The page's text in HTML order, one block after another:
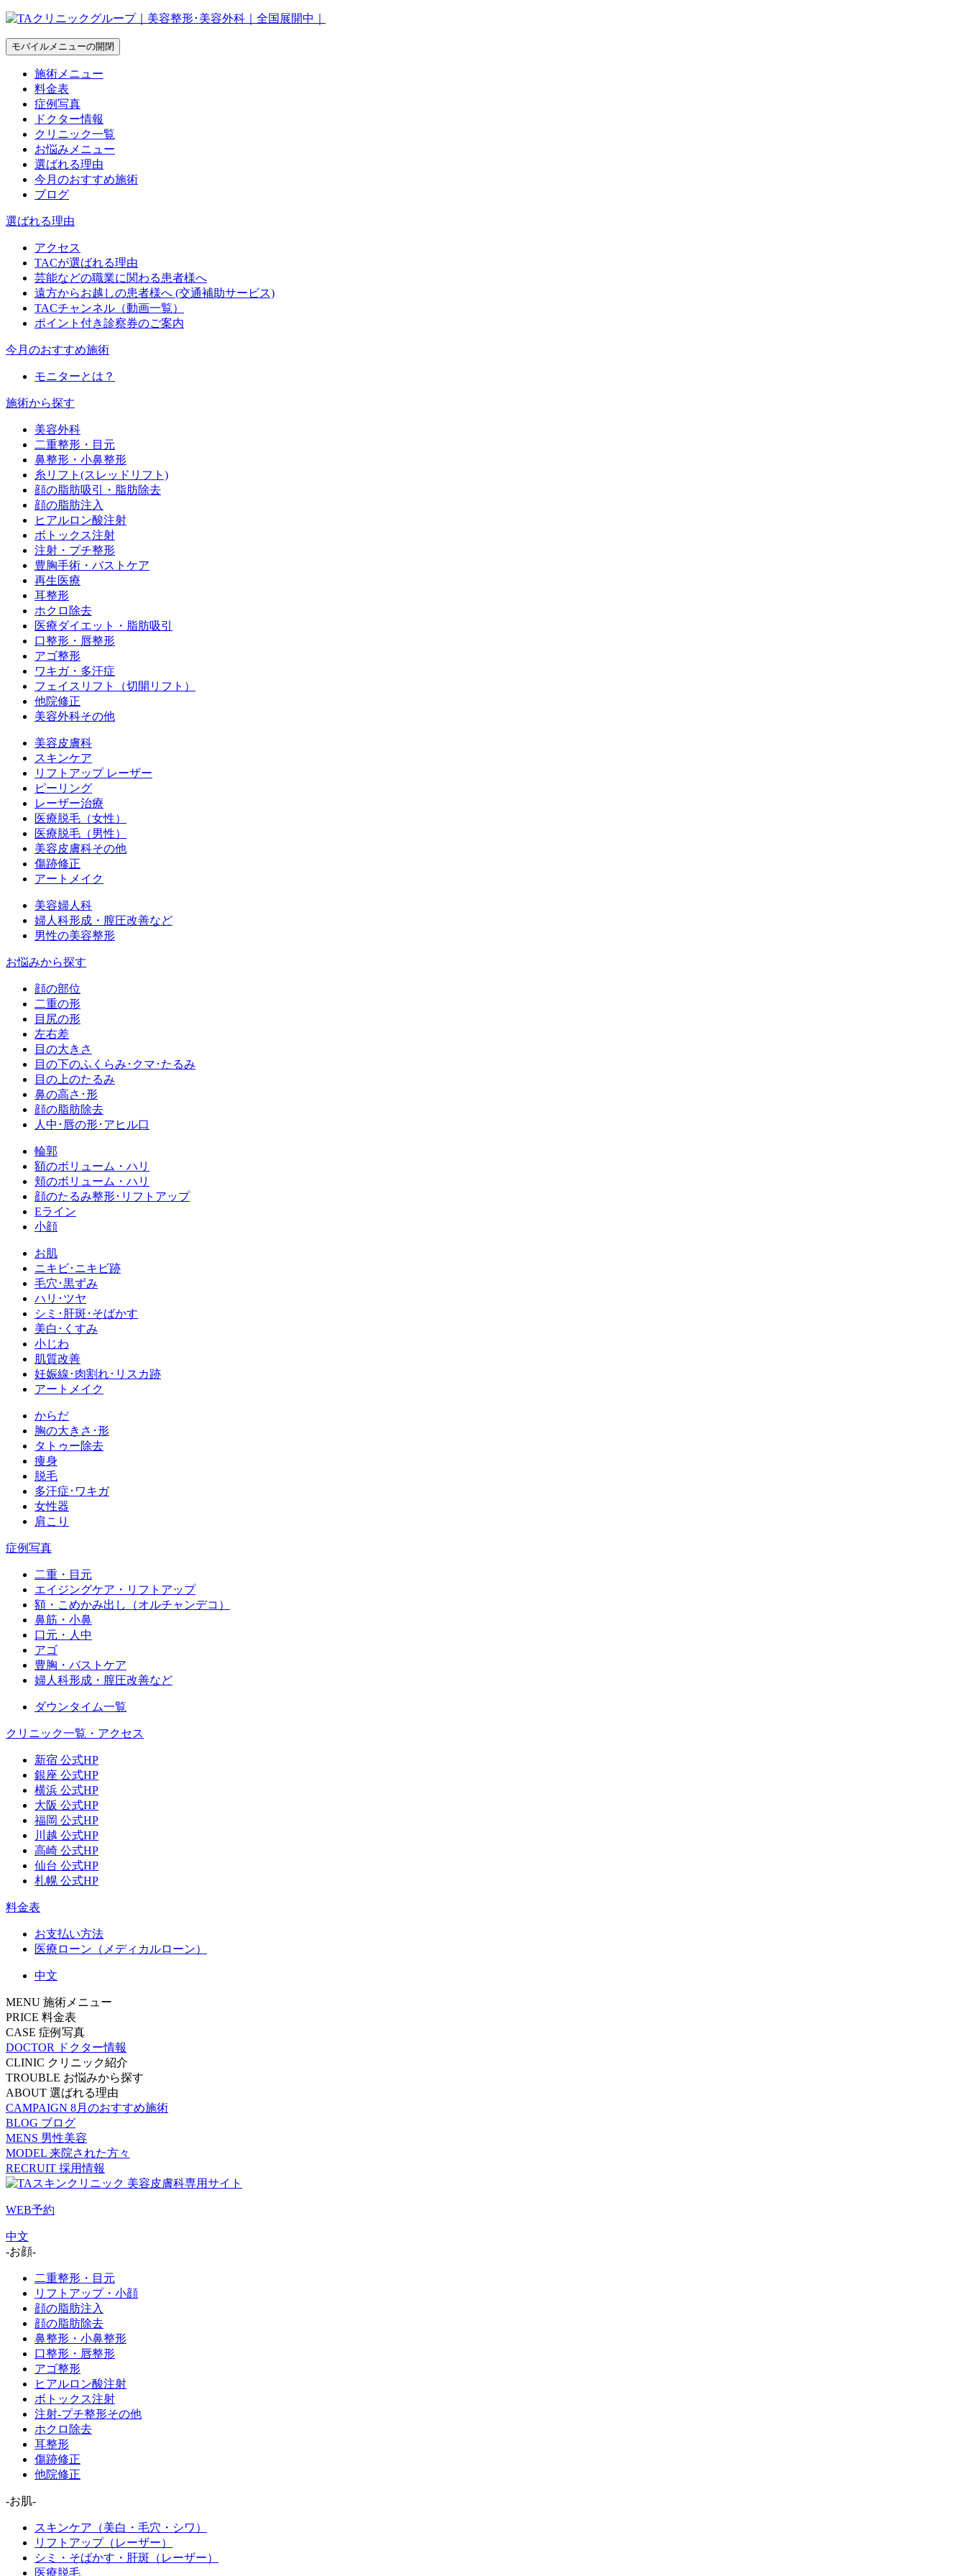
モバイルメニューの開閉
施術メニュー
料金表
症例写真
ドクター情報
クリニック一覧
お悩みメニュー
選ばれる理由
今月のおすすめ施術
ブログ
選ばれる理由
アクセス
TACが選ばれる理由
芸能などの職業に関わる患者様へ
遠方からお越しの患者様へ (交通補助サービス)
TACチャンネル（動画一覧）
ポイント付き診察券のご案内
今月のおすすめ施術
モニターとは？
施術から探す
美容外科
二重整形・目元
鼻整形・小鼻整形
糸リフト(スレッドリフト)
顔の脂肪吸引・脂肪除去
顔の脂肪注入
ヒアルロン酸注射
ボトックス注射
注射・プチ整形
豊胸手術・バストケア
再生医療
耳整形
ホクロ除去
医療ダイエット・脂肪吸引
口整形・唇整形
アゴ整形
ワキガ・多汗症
フェイスリフト（切開リフト）
他院修正
美容外科その他
美容皮膚科
スキンケア
リフトアップ レーザー
ピーリング
レーザー治療
医療脱毛（女性）
医療脱毛（男性）
美容皮膚科その他
傷跡修正
アートメイク
美容婦人科
婦人科形成・膣圧改善など
男性の美容整形
お悩みから探す
顔の部位
二重の形
目尻の形
左右差
目の大きさ
目の下のふくらみ･クマ･たるみ
目の上のたるみ
鼻の高さ･形
顔の脂肪除去
人中･唇の形･アヒル口
輪郭
額のボリューム・ハリ
頬のボリューム・ハリ
顔のたるみ整形･リフトアップ
Eライン
小顔
お肌
ニキビ･ニキビ跡
毛穴･黒ずみ
ハリ･ツヤ
シミ･肝斑･そばかす
美白･くすみ
小じわ
肌質改善
妊娠線･肉割れ･リスカ跡
アートメイク
からだ
胸の大きさ･形
タトゥー除去
痩身
脱毛
多汗症･ワキガ
女性器
肩こり
症例写真
二重・目元
エイジングケア・リフトアップ
額・こめかみ出し（オルチャンデコ）
鼻筋・小鼻
口元・人中
アゴ
豊胸・バストケア
婦人科形成・膣圧改善など
ダウンタイム一覧
クリニック一覧・アクセス
新宿 公式HP
銀座 公式HP
横浜 公式HP
大阪 公式HP
福岡 公式HP
川越 公式HP
高崎 公式HP
仙台 公式HP
札幌 公式HP
料金表
お支払い方法
医療ローン（メディカルローン）
中文
MENU 施術メニュー
PRICE 料金表
CASE 症例写真
DOCTOR
ドクター情報
CLINIC クリニック紹介
TROUBLE お悩みから探す
ABOUT 選ばれる理由
CAMPAIGN 8月のおすすめ施術
BLOG ブログ
MENS 男性美容
MODEL 来院された方々
RECRUIT 採用情報
WEB予約
中文
-お顔-
二重整形・目元
リフトアップ・小顔
顔の脂肪注入
顔の脂肪除去
鼻整形・小鼻整形
口整形・唇整形
アゴ整形
ヒアルロン酸注射
ボトックス注射
注射-プチ整形その他
ホクロ除去
耳整形
傷跡修正
他院修正
-お肌-
スキンケア（美白・毛穴・シワ）
リフトアップ（レーザー）
シミ・そばかす・肝斑（レーザー）
医療脱毛